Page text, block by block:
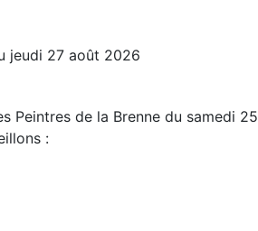
jeudi 27 août 2026
Peintres de la Brenne du samedi 25
: